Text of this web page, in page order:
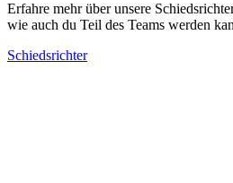
Erfahre mehr über unsere
wie auch du Teil des Teams werden
Schiedsrichter